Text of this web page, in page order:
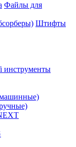
Файлы для
Штифты
инструменты